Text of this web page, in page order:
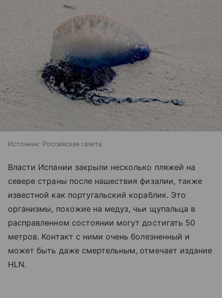
Источник: Российская газета
Власти Испании закрыли несколько пляжей на
севере страны после нашествия физалии, также
известной как португальский кораблик. Это
организмы, похожие на медуз, чьи щупальца в
расправленном состоянии могут достигать 50
метров. Контакт с ними очень болезненный и
может быть даже смертельным, отмечает издание
HLN.